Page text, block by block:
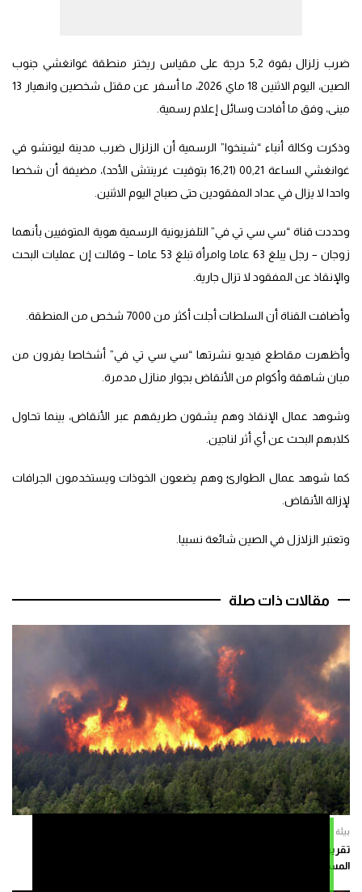
ضرب زلزال بقوة 5,2 درجة على مقياس ريختر منطقة غوانغشي جنوب
الصين، اليوم الاثنين 18 ماي 2026، ما أسفر عن مقتل شخصين وانهيار 13
مبنى، وفق ما أفادت وسائل إعلام رسمية.
وذكرت وكالة أنباء “شينخوا” الرسمية أن الزلزال ضرب مدينة ليوتشو في
غوانغشي الساعة 00,21 (16,21 بتوقيت غرينتش الأحد)، مضيفة أن شخصا
واحدا لا يزال في عداد المفقودين حتى صباح اليوم الاثنين.
وحددت قناة “سي سي تي في” التلفزيونية الرسمية هوية المتوفيين بأنهما
زوجان – رجل يبلغ 63 عاما وامرأة تبلغ 53 عاما – وقالت إن عمليات البحث
والإنقاذ عن المفقود لا تزال جارية.
وأضافت القناة أن السلطات أجلت أكثر من 7000 شخص من المنطقة.
وأظهرت مقاطع فيديو نشرتها “سي سي تي في” أشخاصا يفرون من
مبان شاهقة وأكوام من الأنقاض بجوار منازل مدمرة.
وشوهد عمال الإنقاذ وهم يشقون طريقهم عبر الأنقاض، بينما تحاول
كلابهم البحث عن أي أثر لناجين.
كما شوهد عمال الطوارئ وهم يضعون الخوذات ويستخدمون الجرافات
لإزالة الأنقاض.
وتعتبر الزلازل في الصين شائعة نسبيا.
مقالات ذات صلة
بيئة
المساحات المتضررة